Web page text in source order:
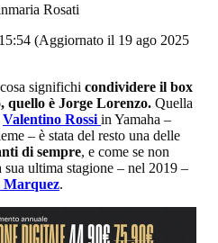
Rosati
(Aggiornato il 19 ago 2025
significhi condividere il box
quello è Jorge Lorenzo. Quella
Valentino Rossi in Yamaha –
– è stata del resto una delle
di sempre, e come se non
sua ultima stagione – nel 2019 –
.